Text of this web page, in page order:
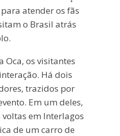
atender os fãs
o Brasil atrás
Oca, os visitantes
Há dois
trazidos por
Em um deles,
em Interlagos
de um carro de